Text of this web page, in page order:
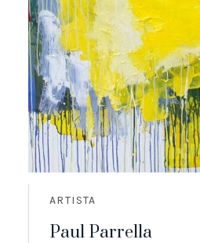
ARTISTA
Paul Parrella